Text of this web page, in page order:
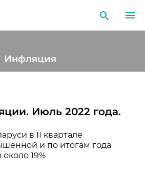
Инфляция
Июль 2022 года.
в II квартале
и по итогам года
19%.